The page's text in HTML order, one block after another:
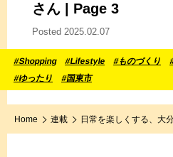
さん | Page 3
Posted 2025.02.07
#Shopping #Lifestyle #ものづくり
#ゆったり
#国東市
Home 連載 日常を楽しくする、大